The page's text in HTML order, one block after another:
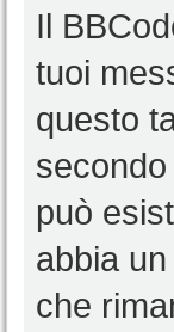
Il
tuoi
questo
può
abbia
che